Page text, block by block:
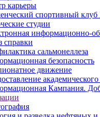
карьеры
спортивный
студии
информационно-
справки
сальмонеллеза
безопасность
движение
академического
Кампания.